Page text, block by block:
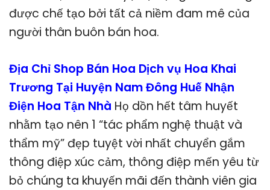
được chế tạo bởi tất cả niềm đam mê của
người thân buôn bán hoa.
Địa Chỉ Shop Bán Hoa Dịch vụ Hoa Khai
Trương Tại Huyện Nam Đông Huế Nhận
Điện Hoa Tận Nhà Họ dồn hết tâm huyết
nhằm tạo nên 1 “tác phẩm nghệ thuật và
thẩm mỹ” đẹp tuyệt vời nhất chuyển gắm
thông điệp xúc cảm, thông điệp mến yêu từ
bỏ chúng ta khuyến mãi đến thành viên gia